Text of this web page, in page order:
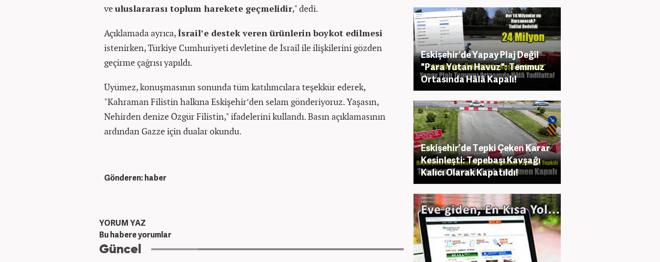
veuluslararası toplum harekete geçmelidir," dedi.
Açıklamada ayrıca,İsrail’e destek veren ürünlerin boykot edilmesi
istenirken, Türkiye Cumhuriyeti devletine de İsrail ile ilişkilerini gözden
geçirme çağrısı yapıldı.
Üyümez, konuşmasının sonunda tüm katılımcılara teşekkür ederek,
"Kahraman Filistin halkına Eskişehir’den selam gönderiyoruz. Yaşasın,
Nehirden denize Özgür Filistin," ifadelerini kullandı. Basın açıklamasının
ardından Gazze için dualar okundu.
Gönderen: haber
YORUM YAZ
Bu habere yorumlar
Güncel
Eskişehir’de Yapay Plaj Değil
"Para Yutan Havuz": Temmuz
Ortasında Hâlâ Kapalı!
Eskişehir’de Tepki Çeken Karar
Kesinleşti: Tepebaşı Kavşağı
Kalıcı Olarak Kapatıldı!